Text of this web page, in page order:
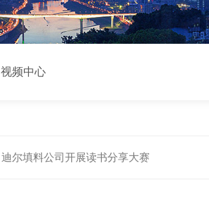
视频中心
迪尔填料公司开展读书分享大赛